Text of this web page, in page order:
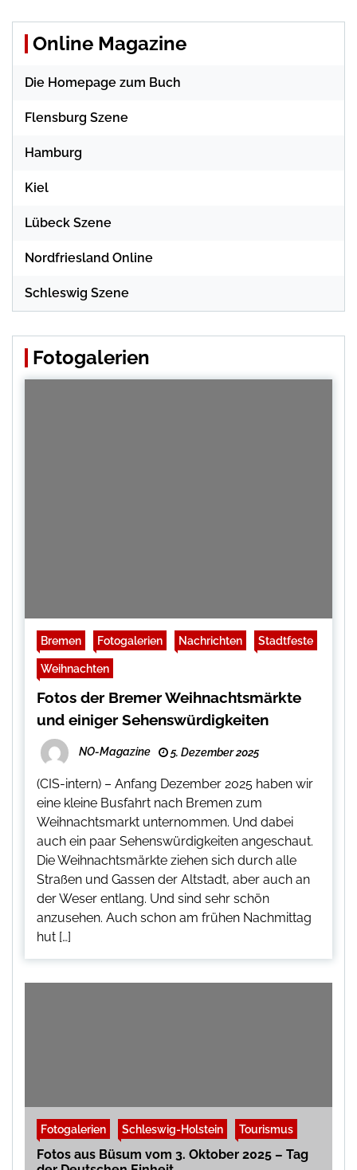
Online Magazine
Die Homepage zum Buch
Flensburg Szene
Hamburg
Kiel
Lübeck Szene
Nordfriesland Online
Schleswig Szene
Fotogalerien
Bremen Fotogalerien Nachrichten Stadtfeste
Weihnachten
Fotos der Bremer Weihnachtsmärkte
und einiger Sehenswürdigkeiten
NO-Magazine 5. Dezember 2025
(CIS-intern) – Anfang Dezember 2025 haben wir
eine kleine Busfahrt nach Bremen zum
Weihnachtsmarkt unternommen. Und dabei
auch ein paar Sehenswürdigkeiten angeschaut.
Die Weihnachtsmärkte ziehen sich durch alle
Straßen und Gassen der Altstadt, aber auch an
der Weser entlang. Und sind sehr schön
anzusehen. Auch schon am frühen Nachmittag
hut […]
Fotogalerien Schleswig-Holstein Tourismus
Fotos aus Büsum vom 3. Oktober 2025 – Tag